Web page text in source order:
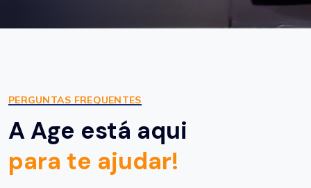
PERGUNTAS FREQUENTES
A Age está aqui
para te ajudar!